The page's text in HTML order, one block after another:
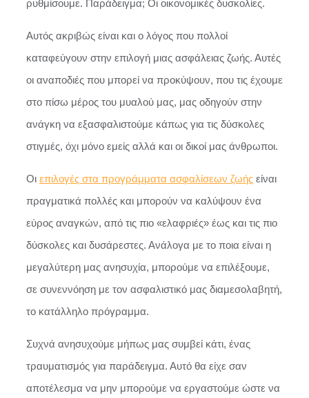
ρυθμίσουμε. Παράδειγμα; Οι οικονομικές δυσκολίες.
Αυτός ακριβώς είναι και ο λόγος που πολλοί
καταφεύγουν στην επιλογή μιας ασφάλειας ζωής. Αυτές
οι αναποδιές που μπορεί να προκύψουν, που τις έχουμε
στο πίσω μέρος του μυαλού μας, μας οδηγούν στην
ανάγκη να εξασφαλιστούμε κάπως για τις δύσκολες
στιγμές, όχι μόνο εμείς αλλά και οι δικοί μας άνθρωποι.
Οι επιλογές στα προγράμματα ασφαλίσεων ζωής είναι
πραγματικά πολλές και μπορούν να καλύψουν ένα
εύρος αναγκών, από τις πιο «ελαφριές» έως και τις πιο
δύσκολες και δυσάρεστες. Ανάλογα με το ποια είναι η
μεγαλύτερη μας ανησυχία, μπορούμε να επιλέξουμε,
σε συνεννόηση με τον ασφαλιστικό μας διαμεσολαβητή,
το κατάλληλο πρόγραμμα.
Συχνά ανησυχούμε μήπως μας συμβεί κάτι, ένας
τραυματισμός για παράδειγμα. Αυτό θα είχε σαν
αποτέλεσμα να μην μπορούμε να εργαστούμε ώστε να